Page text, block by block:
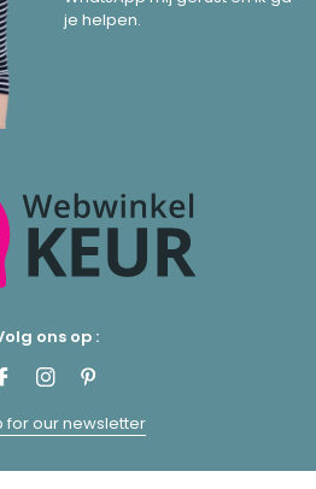
je helpen.
ons op :
for our newsletter